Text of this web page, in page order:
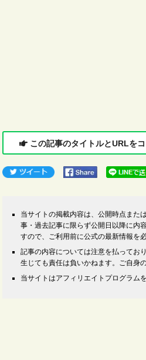
この記事のタイトルとURLを
当サイトの掲載内容は、公開時点また
事・過去記事に限らず公開日以降に内
すので、ご利用前に公式の最新情報を
記事の内容については注意を払ってお
生じても責任は負いかねます。ご自身
当サイトはアフィリエイトプログラム